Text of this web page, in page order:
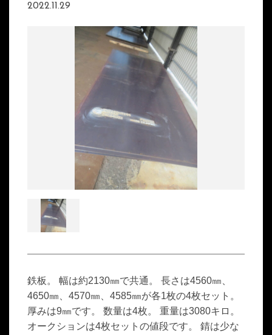
2022.11.29
鉄板。 幅は約2130㎜で共通。 長さは4560㎜、
4650㎜、4570㎜、4585㎜が各1枚の4枚セット。
厚みは9㎜です。 数量は4枚。 重量は3080キロ。
オークションは4枚セットの値段です。 錆は少な